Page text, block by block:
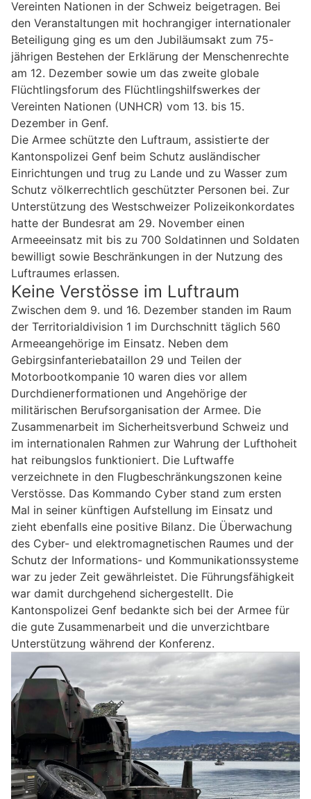
Vereinten Nationen in der Schweiz beigetragen. Bei
den Veranstaltungen mit hochrangiger internationaler
Beteiligung ging es um den Jubiläumsakt zum 75-
jährigen Bestehen der Erklärung der Menschenrechte
am 12. Dezember sowie um das zweite globale
Flüchtlingsforum des Flüchtlingshilfswerkes der
Vereinten Nationen (UNHCR) vom 13. bis 15.
Dezember in Genf.
Die Armee schützte den Luftraum, assistierte der
Kantonspolizei Genf beim Schutz ausländischer
Einrichtungen und trug zu Lande und zu Wasser zum
Schutz völkerrechtlich geschützter Personen bei. Zur
Unterstützung des Westschweizer Polizeikonkordates
hatte der Bundesrat am 29. November einen
Armeeeinsatz mit bis zu 700 Soldatinnen und Soldaten
bewilligt sowie Beschränkungen in der Nutzung des
Luftraumes erlassen.
Keine Verstösse im Luftraum
Zwischen dem 9. und 16. Dezember standen im Raum
der Territorialdivision 1 im Durchschnitt täglich 560
Armeeangehörige im Einsatz. Neben dem
Gebirgsinfanteriebataillon 29 und Teilen der
Motorbootkompanie 10 waren dies vor allem
Durchdienerformationen und Angehörige der
militärischen Berufsorganisation der Armee. Die
Zusammenarbeit im Sicherheitsverbund Schweiz und
im internationalen Rahmen zur Wahrung der Lufthoheit
hat reibungslos funktioniert. Die Luftwaffe
verzeichnete in den Flugbeschränkungszonen keine
Verstösse. Das Kommando Cyber stand zum ersten
Mal in seiner künftigen Aufstellung im Einsatz und
zieht ebenfalls eine positive Bilanz. Die Überwachung
des Cyber- und elektromagnetischen Raumes und der
Schutz der Informations- und Kommunikationssysteme
war zu jeder Zeit gewährleistet. Die Führungsfähigkeit
war damit durchgehend sichergestellt. Die
Kantonspolizei Genf bedankte sich bei der Armee für
die gute Zusammenarbeit und die unverzichtbare
Unterstützung während der Konferenz.